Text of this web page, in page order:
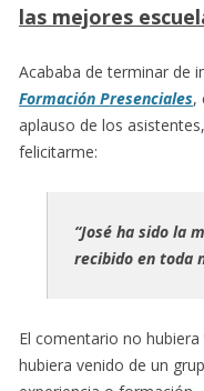
las mejores
Acababa de terminar de
Formación Presenciales,
aplauso de los
felicitarme:
“José ha sido la
recibido en toda
El comentario no
hubiera venido de un